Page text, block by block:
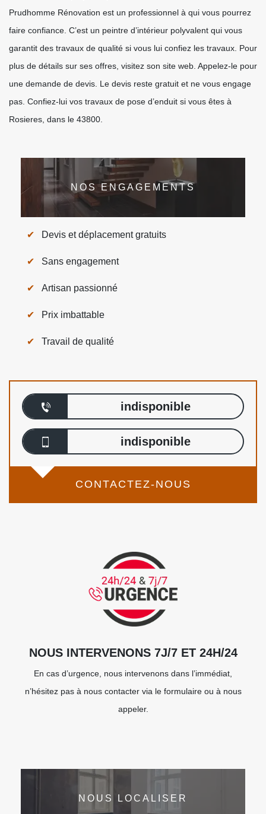
Prudhomme Rénovation est un professionnel à qui vous pourrez
faire confiance. C’est un peintre d’intérieur polyvalent qui vous
garantit des travaux de qualité si vous lui confiez les travaux. Pour
plus de détails sur ses offres, visitez son site web. Appelez-le pour
une demande de devis. Le devis reste gratuit et ne vous engage
pas. Confiez-lui vos travaux de pose d’enduit si vous êtes à
Rosieres, dans le 43800.
NOS ENGAGEMENTS
Devis et déplacement gratuits
Sans engagement
Artisan passionné
Prix imbattable
Travail de qualité
indisponible
indisponible
CONTACTEZ-NOUS
NOUS INTERVENONS 7J/7 ET 24H/24
En cas d’urgence, nous intervenons dans l’immédiat,
n’hésitez pas à nous contacter via le formulaire ou à nous
appeler.
NOUS LOCALISER